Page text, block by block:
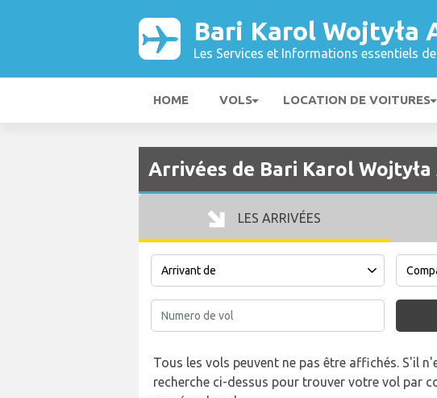
Bari Karol Wojtyła
Les Services et Informations essentiels
HOME VOLS LOCATION DE VOITURES
Arrivées de Bari Karol
LES ARRIVÉES
Tous les vols peuvent ne pas être affichés. S'il
recherche ci-dessus pour trouver votre vol par